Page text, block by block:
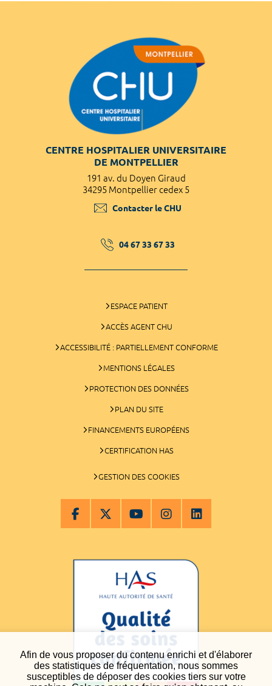
Afin de vous proposer du contenu enrichi et d'élaborer
des statistiques de fréquentation, nous sommes
susceptibles de déposer des cookies tiers sur votre
CENTRE HOSPITALIER UNIVERSITAIRE
DE MONTPELLIER
191 av. du Doyen Giraud
34295 Montpellier cedex 5
Contacter le CHU
04 67 33 67 33
ESPACE PATIENT
ACCÈS AGENT CHU
ACCESSIBILITÉ : PARTIELLEMENT CONFORME
MENTIONS LÉGALES
PROTECTION DES DONNÉES
PLAN DU SITE
FINANCEMENTS EUROPÉENS
CERTIFICATION HAS
GESTION DES COOKIES